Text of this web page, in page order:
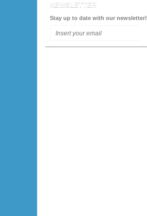
2008 - Porto
2007 - Lisboa
2006 - Faro
NEWSLETTER
Stay up to date with our newsletter!